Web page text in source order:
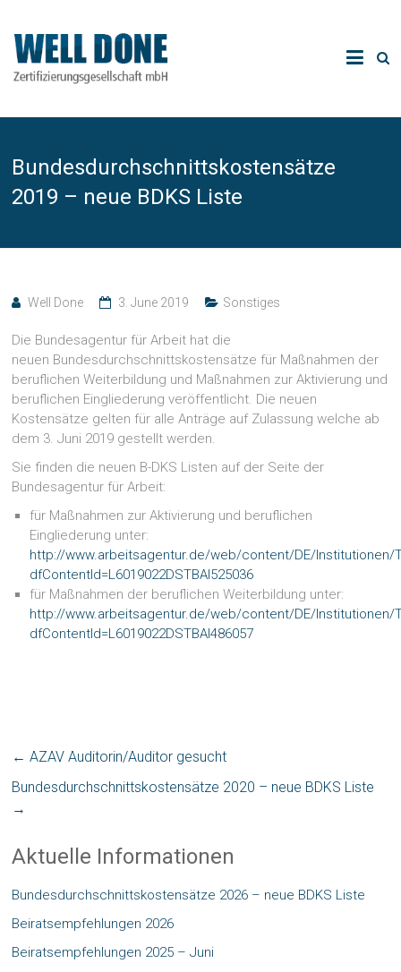
Bundesdurchschnittskostensätze
2019 – neue BDKS Liste
Well Done 3. June 2019 Sonstiges
Die Bundesagentur für Arbeit hat die
neuen Bundesdurchschnittskostensätze für Maßnahmen der
beruflichen Weiterbildung und Maßnahmen zur Aktivierung und
beruflichen Eingliederung veröffentlicht. Die neuen
Kostensätze gelten für alle Anträge auf Zulassung welche ab
dem 3. Juni 2019 gestellt werden.
Sie finden die neuen B-DKS Listen auf der Seite der
Bundesagentur für Arbeit:
für Maßnahmen zur Aktivierung und beruflichen
Eingliederung unter:
http://www.arbeitsagentur.de/web/content/DE/
dfContentId=L6019022DSTBAI525036
für Maßnahmen der beruflichen Weiterbildung unter:
http://www.arbeitsagentur.de/web/content/DE/
dfContentId=L6019022DSTBAI486057
← AZAV Auditorin/Auditor gesucht
Bundesdurchschnittskostensätze 2020 – neue BDKS Liste
→
Aktuelle Informationen
Bundesdurchschnittskostensätze 2026 – neue BDKS Liste
Beiratsempfehlungen 2026
Beiratsempfehlungen 2025 – Juni